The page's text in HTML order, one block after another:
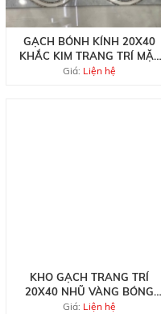
GẠCH BÓNH KÍNH 20X40
KHẮC KIM TRANG TRÍ MẶT
TIỀN
Giá: Liện hệ
KHO GẠCH TRANG TRÍ
20X40 NHŨ VÀNG BÓNG
KÍNH TQ
Giá: Liện hệ